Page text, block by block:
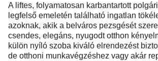
A liftes, folyamatosan karbantartott
legfelső emeletén található ingatlan
azoknak, akik a belváros pezsgését
csendes, elegáns, nyugodt otthon
külön nyíló szoba kiváló elrendezést
de otthoni munkavégzéshez vagy akár